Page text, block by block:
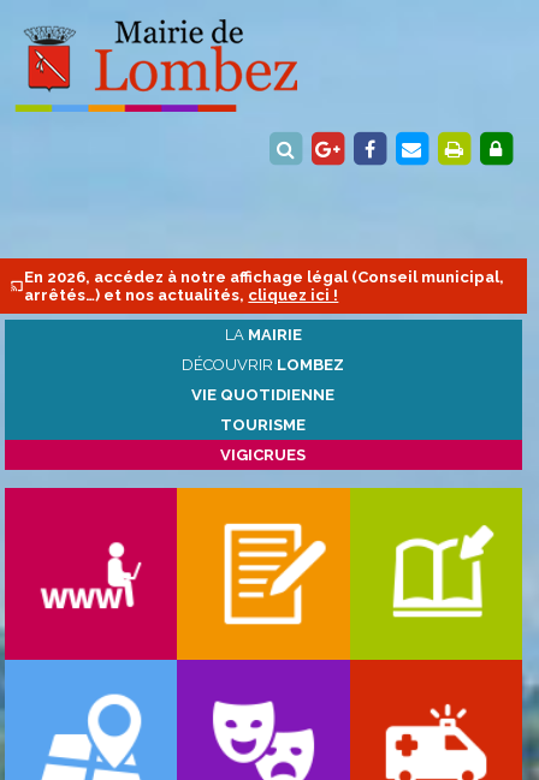
En 2026, accédez à notre affichage légal (Conseil municipal,
arrêtés…) et nos actualités, cliquez ici !
LA MAIRIE
DÉCOUVRIR LOMBEZ
VIE QUOTIDIENNE
TOURISME
VIGICRUES